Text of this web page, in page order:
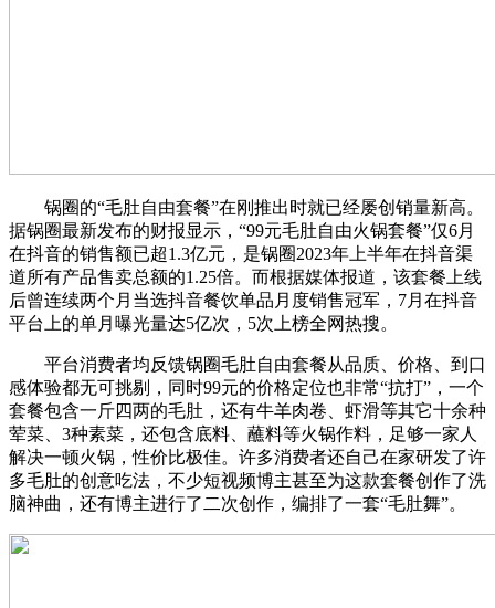
锅圈的“毛肚自由套餐”在刚推出时就已经屡创销量新高。
据锅圈最新发布的财报显示，“99元毛肚自由火锅套餐”仅6月
在抖音的销售额已超1.3亿元，是锅圈2023年上半年在抖音渠
道所有产品售卖总额的1.25倍。而根据媒体报道，该套餐上线
后曾连续两个月当选抖音餐饮单品月度销售冠军，7月在抖音
平台上的单月曝光量达5亿次，5次上榜全网热搜。
平台消费者均反馈锅圈毛肚自由套餐从品质、价格、到口
感体验都无可挑剔，同时99元的价格定位也非常“抗打”，一个
套餐包含一斤四两的毛肚，还有牛羊肉卷、虾滑等其它十余种
荤菜、3种素菜，还包含底料、蘸料等火锅作料，足够一家人
解决一顿火锅，性价比极佳。许多消费者还自己在家研发了许
多毛肚的创意吃法，不少短视频博主甚至为这款套餐创作了洗
脑神曲，还有博主进行了二次创作，编排了一套“毛肚舞”。